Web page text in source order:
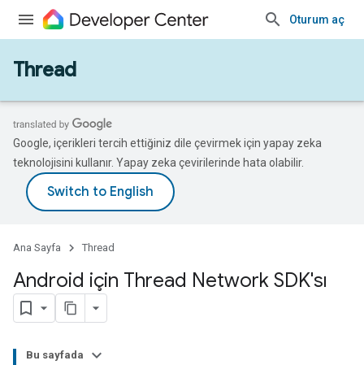
Oturum aç
Thread
Google, içerikleri tercih ettiğiniz dile çevirmek için yapay zeka
teknolojisini kullanır. Yapay zeka çevirilerinde hata olabilir.
Ana Sayfa Thread
Android için Thread Network SDK'sı
Bu sayfada